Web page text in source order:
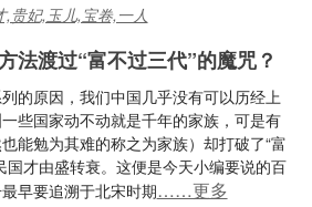
,贵妃,玉儿,宝卷,一人
法渡过“富不过三代”的魔咒？
的原因，我们中国几乎没有可以历经上
些国家动不动就是千年的家族，可是有
能勉为其难的称之为家族）却打破了“富
才由盛转衰。这便是今天小编要说的百
早要追溯于北宋时期……更多